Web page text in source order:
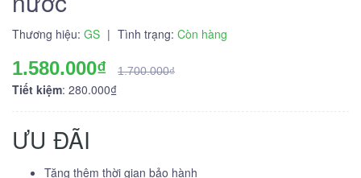
Thương hiệu: GS | Tình trạng: Còn hàng
1.580.000₫ 1.700.000₫
Tiết kiệm: 280.000₫
ƯU ĐÃI
Tặng thêm thời gian bảo hành